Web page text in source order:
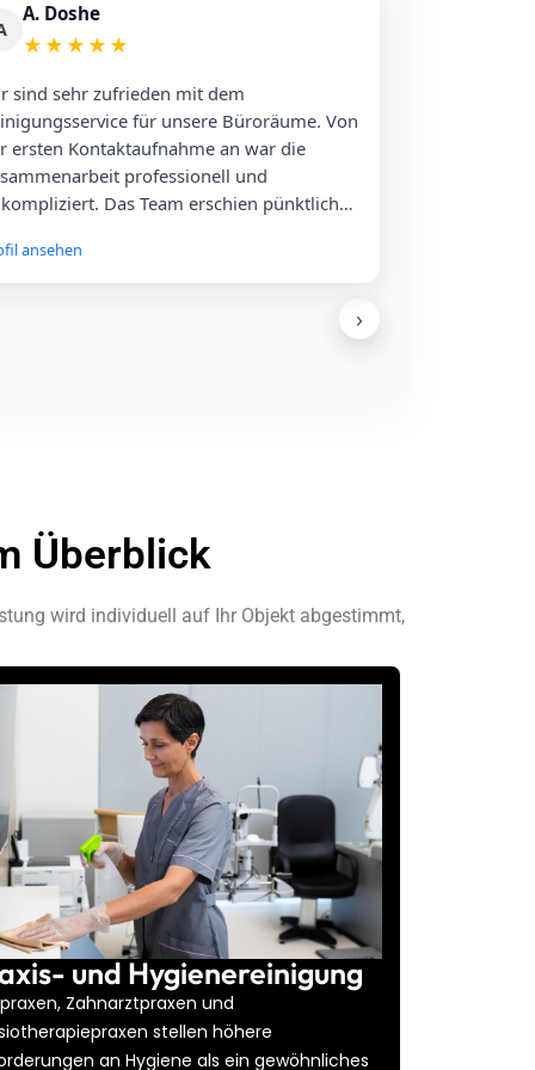
A. Doshe
★ ★ ★ ★ ★
sind sehr zufrieden mit dem
für unsere Büroräume. Von
ersten Kontaktaufnahme an war die
professionell und
Das Team erschien pünktlich
laufenden Betrieb zu stören. Die
frisch. Die Kommunikation mit dem Team
ansehen
›
Überblick
wird individuell auf Ihr Objekt abgestimmt,
und Hygienereinigung
Zahnarztpraxen und
stellen höhere
an Hygiene als ein gewöhnliches